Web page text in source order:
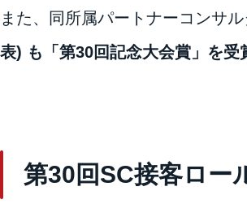
また、同所属パートナーコンサ
表) も「第30回記念大会賞」を受
第30回SC接客ロー